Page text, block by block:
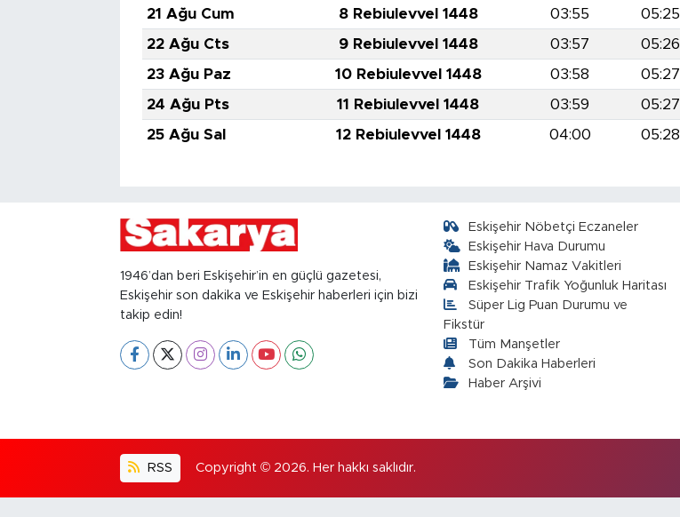
21 Ağu Cum
8 Rebiulevvel 1448 03:55 05:25
22 Ağu Cts
9 Rebiulevvel 1448 03:57 05:26
23 Ağu Paz
10 Rebiulevvel 1448 03:58 05:27
24 Ağu Pts
11 Rebiulevvel 1448 03:59 05:27
25 Ağu Sal
12 Rebiulevvel 1448 04:00 05:28
1946’dan beri Eskişehir’in en güçlü gazetesi,
Eskişehir son dakika ve Eskişehir haberleri için bizi
takip edin!
Eskişehir Nöbetçi Eczaneler
Eskişehir Hava Durumu
Eskişehir Namaz Vakitleri
Eskişehir Trafik Yoğunluk Haritası
Süper Lig Puan Durumu ve
Fikstür
Tüm Manşetler
Son Dakika Haberleri
Haber Arşivi
RSS Copyright © 2026. Her hakkı saklıdır.